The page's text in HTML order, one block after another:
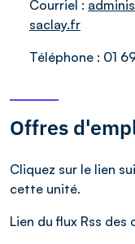
Courriel :
saclay.fr
Téléphone : 01
Offres
Cliquez sur le lien
cette unité.
Lien du flux Rss